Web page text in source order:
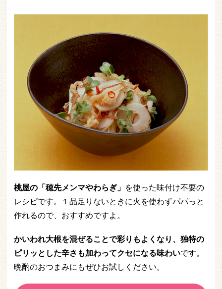
桃屋の「穂先メンマやわらぎ」 を使った味付け不要の
レシピです。１品足りないときに火を使わずパパっと
作れるので、おすすめですよ。
かいわれ大根を混ぜることで彩りもよくなり、独特の
ピリッとした辛さも加わってクセになる味わいです。
晩酌のおつまみにもぜひお試しください。